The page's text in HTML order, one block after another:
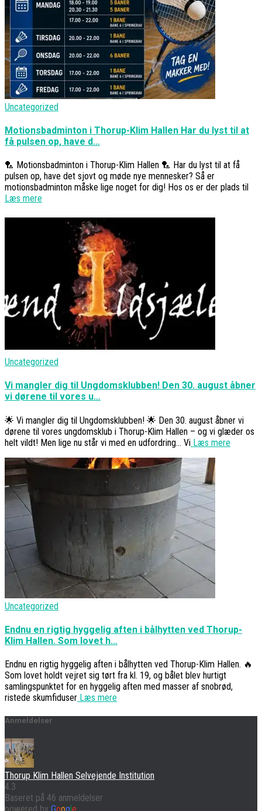
Uncategorized
Motionsbadminton i Thorup-Klim Hallen Har du lyst til at
få pulsen op, have d…
🏸 Motionsbadminton i Thorup-Klim Hallen 🏸 Har du lyst til at få
pulsen op, have det sjovt og møde nye mennesker? Så er
motionsbadminton måske lige noget for dig! Hos os er der plads til
Læs mere
Uncategorized
Vi mangler dig til Ungdomsklubben! Den 30. august åbner
vi dørene til vores u…
🌟 Vi mangler dig til Ungdomsklubben! 🌟 Den 30. august åbner vi
dørene til vores ungdomsklub i Thorup-Klim Hallen – og vi glæder os
helt vildt! Men lige nu står vi med en udfordring… Vi Læs mere
Uncategorized
Endnu en rigtig hyggelig aften i bålhytten ved Thorup-
Klim Hallen. Som lovet h…
Endnu en rigtig hyggelig aften i bålhytten ved Thorup-Klim Hallen. 🔥
Som lovet holdt vejret sig tørt fra kl. 19, og bålet blev hurtigt
samlingspunktet for en hyggelig aften med masser af snobrød,
ristede skumfiduser Læs mere
Anmeldelser
Thorup Klim Hallen Selvejende Institution
4.3
Baseret på 46 anmeldelser
powered by Google